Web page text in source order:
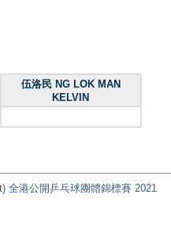
伍洛民 NG LOK MAN
KELVIN
全港公開乒乓球團體錦標賽 2021